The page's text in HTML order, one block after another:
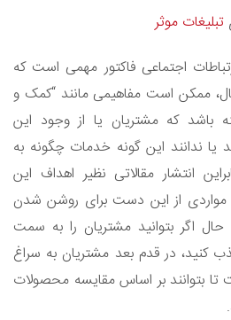
تبلیغات موثر
اجتماعی فاکتور مهمی است که
ممکن است مفاهیمی مانند “کمک و
باشد که مشتریان یا از وجود این
یا ندانند این گونه خدمات چگونه به
انتشار مقالاتی نظیر اهداف این
مواردی از این دست برای روشن شدن
اگر بتوانید مشتریان را به سمت
در قدم بعد مشتریان به سراغ
تا بتوانند بر اساس مقایسه محصولات